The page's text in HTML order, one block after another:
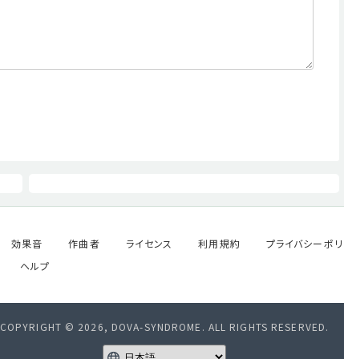
効果音 作曲者 ライセンス 利用規約 プライバシーポ
ヘルプ
COPYRIGHT © 2026, DOVA-SYNDROME. ALL RIGHTS RESERVED.